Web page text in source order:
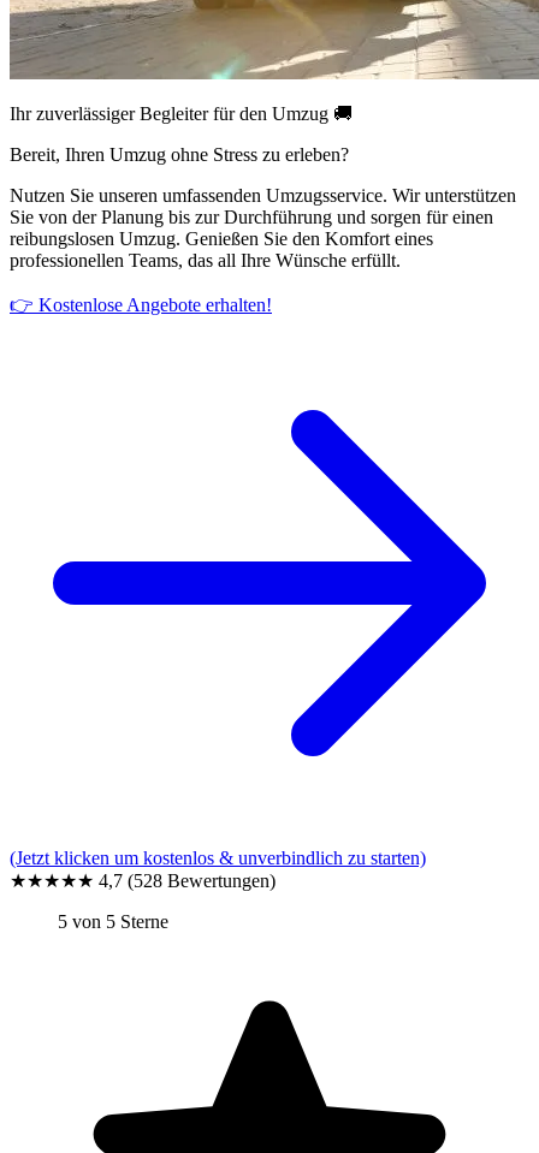
Ihr zuverlässiger Begleiter für den Umzug 🚚
Bereit, Ihren Umzug ohne Stress zu erleben?
Nutzen Sie unseren umfassenden Umzugsservice. Wir unterstützen
Sie von der Planung bis zur Durchführung und sorgen für einen
reibungslosen Umzug. Genießen Sie den Komfort eines
professionellen Teams, das all Ihre Wünsche erfüllt.
👉 Kostenlose Angebote erhalten!
(Jetzt klicken um kostenlos & unverbindlich zu starten)
★★★★★ 4,7 (528 Bewertungen)
5 von 5 Sterne